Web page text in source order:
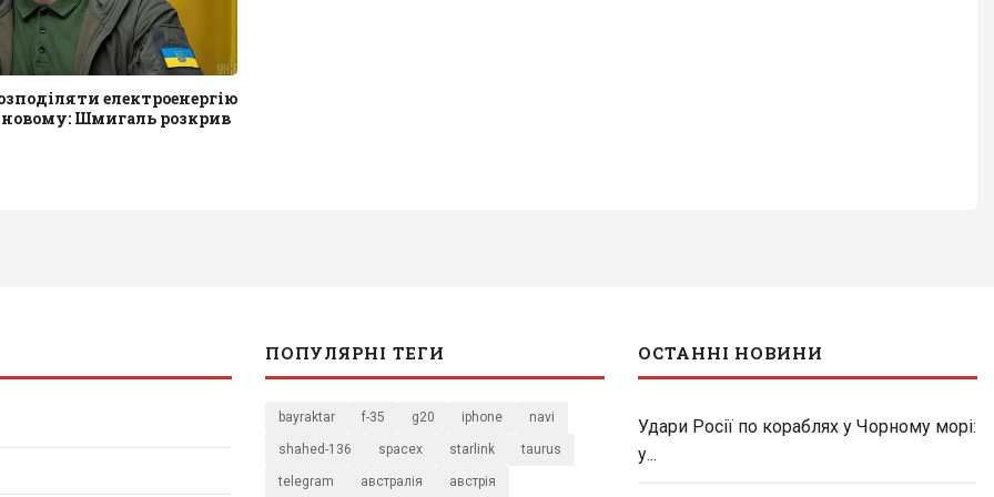
електроенергію
Шмигаль розкрив
ПОПУЛЯРНІ ТЕГИ
bayraktar f-35 g20 iphone navi
shahed-136 spacex starlink taurus
telegram австралія австрія
ОСТАННІ НОВИНИ
Удари Росії по кораблях у Чорному морі:
у...